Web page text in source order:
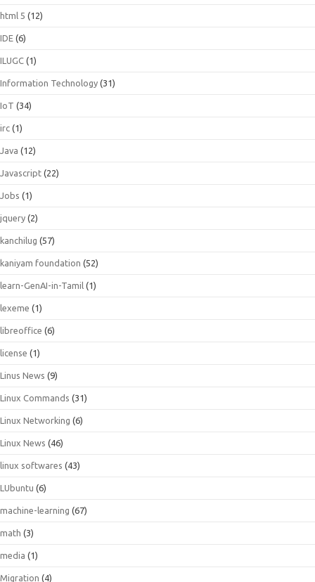
html 5 (12)
IDE (6)
ILUGC (1)
Information Technology (31)
IoT (34)
irc (1)
Java (12)
Javascript (22)
Jobs (1)
jquery (2)
kanchilug (57)
kaniyam foundation (52)
learn-GenAI-in-Tamil (1)
lexeme (1)
libreoffice (6)
license (1)
Linus News (9)
Linux Commands (31)
Linux Networking (6)
Linux News (46)
linux softwares (43)
LUbuntu (6)
machine-learning (67)
math (3)
media (1)
Migration (4)